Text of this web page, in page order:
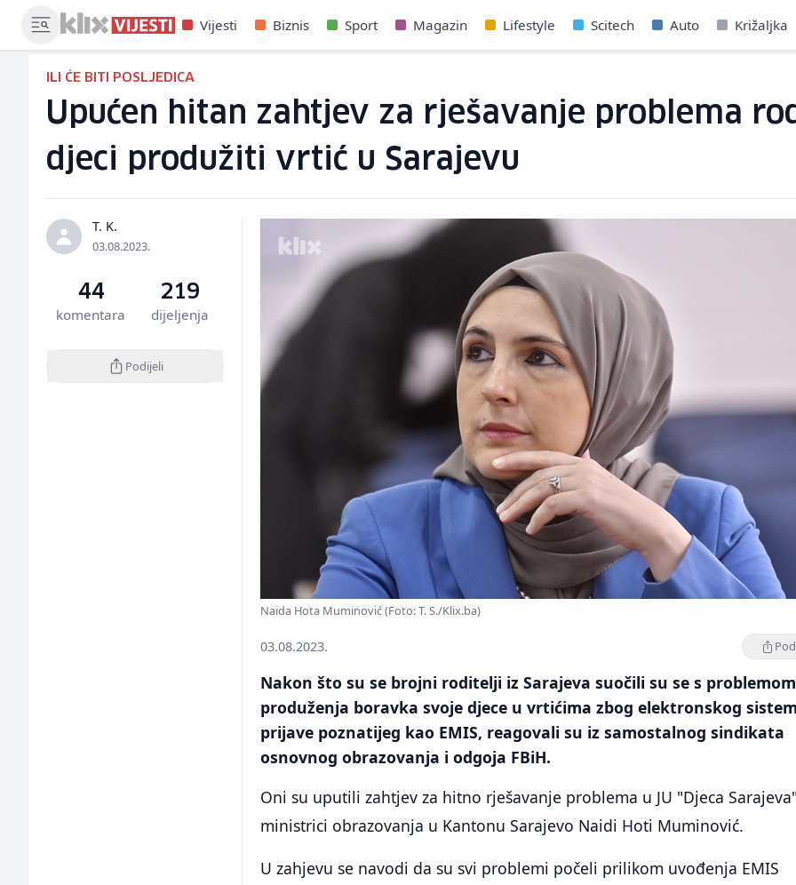
Vijesti Biznis Sport Magazin Lifestyle Scitech Auto Križaljka
ILI ĆE BITI POSLJEDICA
Upućen hitan zahtjev za rješavanje problema
djeci produžiti vrtić u Sarajevu
T. K.
03.08.2023.
44
komentara
219
dijeljenja
Podijeli
Naida Hota Muminović (Foto: T. S./Klix.ba)
03.08.2023.
Nakon što su se brojni roditelji iz Sarajeva suočili su se s problemom
produženja boravka svoje djece u vrtićima zbog elektronskog
prijave poznatijeg kao EMIS, reagovali su iz samostalnog sindikata
osnovnog obrazovanja i odgoja FBiH.
Oni su uputili zahtjev za hitno rješavanje problema u JU "Djeca
ministrici obrazovanja u Kantonu Sarajevo Naidi Hoti Muminović.
U zahjevu se navodi da su svi problemi počeli prilikom uvođenja EMIS